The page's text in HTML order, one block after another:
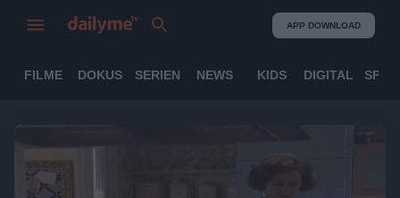
APP DOWNLOAD
FILME DOKUS SERIEN NEWS KIDS DIGITAL